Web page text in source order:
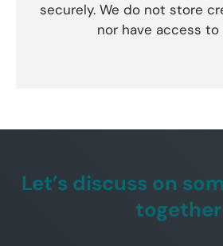
securely. We do not store
nor have access
Let’s discuss on
together